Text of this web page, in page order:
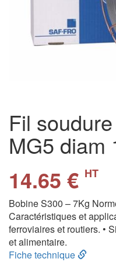
Fil
MG5 diam
14.65 € HT
Bobine S300 – 7Kg
Caractéristiques et
ferroviaires et routiers. •
et alimentaire.
Fiche technique